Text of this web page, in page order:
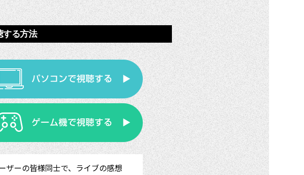
する方法
ザーの皆様同士で、ライブの感想